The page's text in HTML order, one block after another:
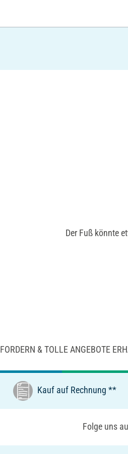
Der Fuß könnte
& TOLLE ANGEBOTE
Kauf auf Rechnung **
Folge uns